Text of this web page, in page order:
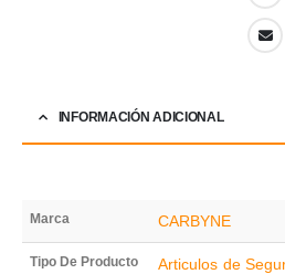
INFORMACIÓN ADICIONAL
Marca CARBYNE
Tipo De Producto
Articulos de